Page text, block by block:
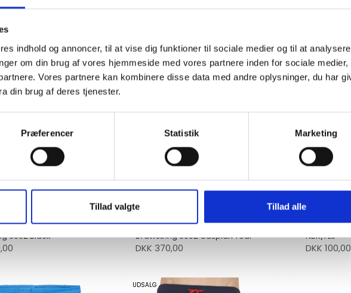
indhold og annoncer, til at vise dig funktioner til sociale medier og til at analysere
om din brug af vores hjemmeside med vores partnere inden for sociale medier,
Vores partnere kan kombinere disse data med andre oplysninger, du har
din brug af deres tjenester.
Præferencer Statistik Marketing
Tillad valgte Tillad alle
Understoned EW Stone Island Swim Shorts Stone
Swim Shorts
0002 Black
Calvin Klein Swim Shorts
Drawstring 0002 Caspian Teal
DKK 370,00
UDSALG
Champion
NBK/FLS
DKK 100,00
UDSALG